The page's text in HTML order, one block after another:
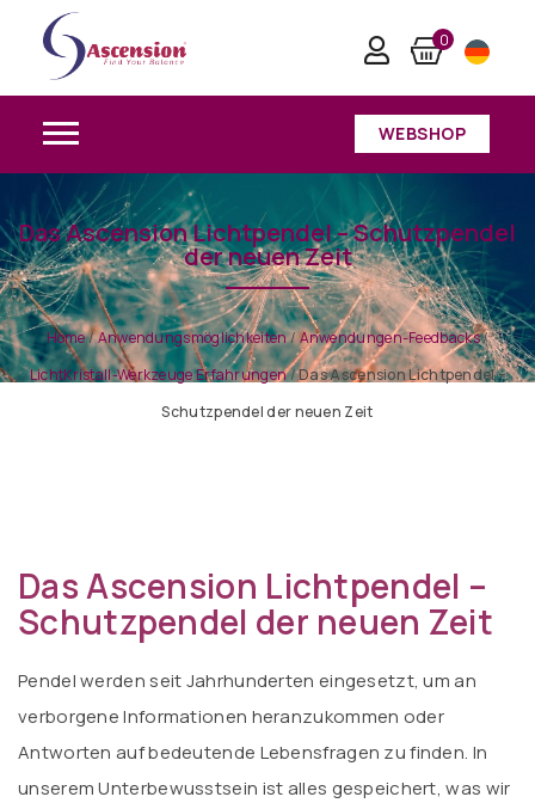
0
WEBSHOP
Das Ascension Lichtpendel – Schutzpendel
der neuen Zeit
Home/Anwendungsmöglichkeiten/Anwendungen-Feedbacks/
LichtKristall-Werkzeuge Erfahrungen/Das Ascension Lichtpendel –
Schutzpendel der neuen Zeit
Das Ascension Lichtpendel –
Schutzpendel der neuen Zeit
Pendel werden seit Jahrhunderten eingesetzt, um an
verborgene Informationen heranzukommen oder
Antworten auf bedeutende Lebensfragen zu finden. In
unserem Unterbewusstsein ist alles gespeichert, was wir